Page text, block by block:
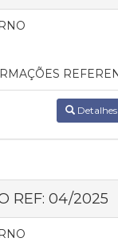
Detalhes
REF: 04/2025